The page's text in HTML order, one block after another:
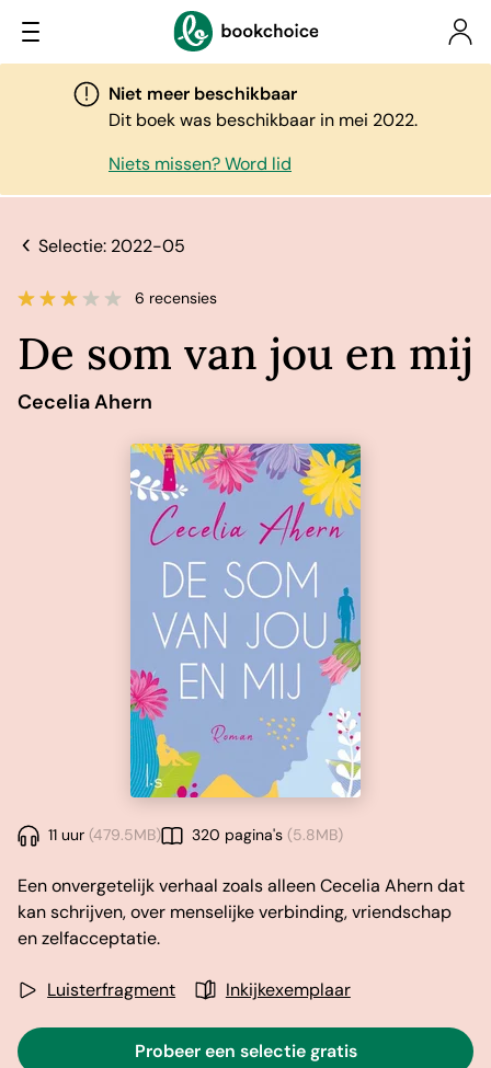
Niet meer beschikbaar
Dit boek was beschikbaar in mei 2022.
Niets missen? Word lid
Selectie: 2022-05
6 recensies
De som van jou en mij
Cecelia Ahern
11 uur (479.5MB) 320 pagina's (5.8MB)
Een onvergetelijk verhaal zoals alleen Cecelia Ahern dat
kan schrijven, over menselijke verbinding, vriendschap
en zelfacceptatie.
Luisterfragment Inkijkexemplaar
Probeer een selectie gratis